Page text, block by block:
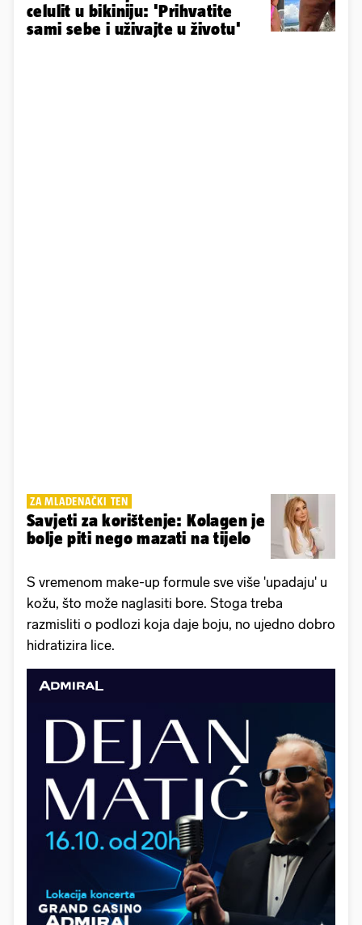
celulit u bikiniju: 'Prihvatite
sami sebe i uživajte u životu'
ZA MLADENAČKI TEN
Savjeti za korištenje: Kolagen je
bolje piti nego mazati na tijelo
S vremenom make-up formule sve više 'upadaju' u
kožu, što može naglasiti bore. Stoga treba
razmisliti o podlozi koja daje boju, no ujedno dobro
hidratizira lice.